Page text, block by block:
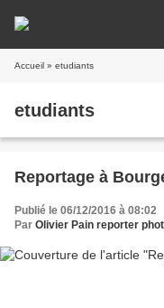
Accueil » etudiants
etudiants
Reportage à
Publié le 06/12/2016 à 08:02
Par Olivier Pain reporter